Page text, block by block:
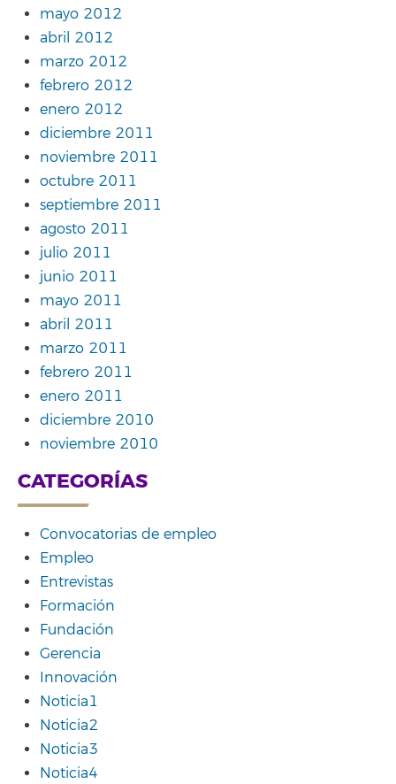
mayo 2012
abril 2012
marzo 2012
febrero 2012
enero 2012
diciembre 2011
noviembre 2011
octubre 2011
septiembre 2011
agosto 2011
julio 2011
junio 2011
mayo 2011
abril 2011
marzo 2011
febrero 2011
enero 2011
diciembre 2010
noviembre 2010
CATEGORÍAS
Convocatorias de empleo
Empleo
Entrevistas
Formación
Fundación
Gerencia
Innovación
Noticia1
Noticia2
Noticia3
Noticia4